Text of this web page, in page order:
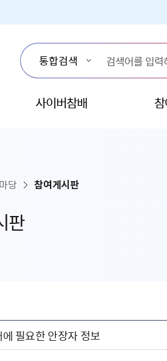
사이버참배
판
당 참여게시판
필요한 안장자 정보